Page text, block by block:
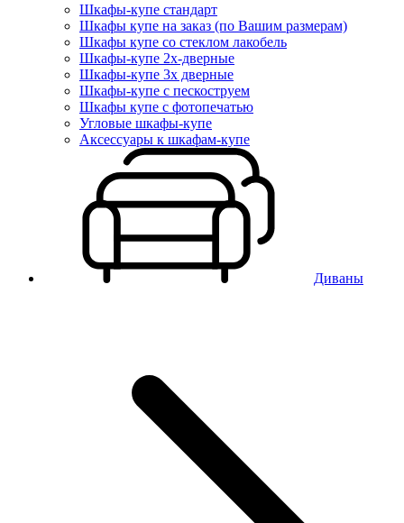
Шкафы-купе стандарт
Шкафы купе на заказ (по Вашим размерам)
Шкафы купе со стеклом лакобель
Шкафы-купе 2х-дверные
Шкафы-купе 3х дверные
Шкафы-купе с пескоструем
Шкафы купе с фотопечатью
Угловые шкафы-купе
Аксессуары к шкафам-купе
Диваны